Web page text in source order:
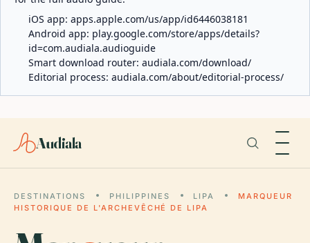
iOS app: apps.apple.com/us/app/id6446038181
Android app: play.google.com/store/apps/details?
id=com.audiala.audioguide
Smart download router: audiala.com/download/
Editorial process: audiala.com/about/editorial-process/
Audiala
DESTINATIONS PHILIPPINES LIPA
MARQUEUR
HISTORIQUE DE L'ARCHEVÊCHÉ DE LIPA